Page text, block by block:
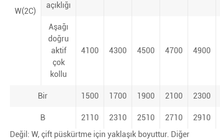
W(2C)
açıklığı
Aşağı
doğru
aktif
çok
kollu
4100 4300 4500 4700 4900
Bir 1500 1700 1900 2100 2300
B 2110 2310 2510 2710
2910
Değil: W, çift püskürtme için yaklaşık boyuttur. Diğer